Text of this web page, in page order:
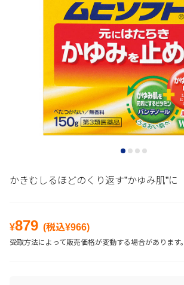
かきむしるほどのくり返す”かゆみ肌”に
¥879 (税込¥966)
受取方法によって販売価格が変動する場合があります。